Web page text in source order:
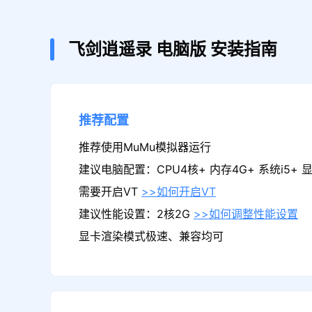
飞剑逍遥录 电脑版 安装指南
推荐配置
推荐使用MuMu模拟器运行
建议电脑配置：CPU4核+ 内存4G+ 系统i5+
需要开启VT >>如何开启VT
建议性能设置：2核2G >>如何调整性能设置
显卡渲染模式极速、兼容均可